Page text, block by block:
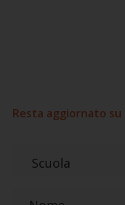
Resta aggiornato